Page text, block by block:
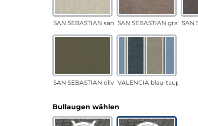
SAN SEBASTIAN sandSAN SEBASTIAN grau-sand
SAN
SAN SEBASTIAN oliv VALENCIA blau-taupe
Bullaugen wählen